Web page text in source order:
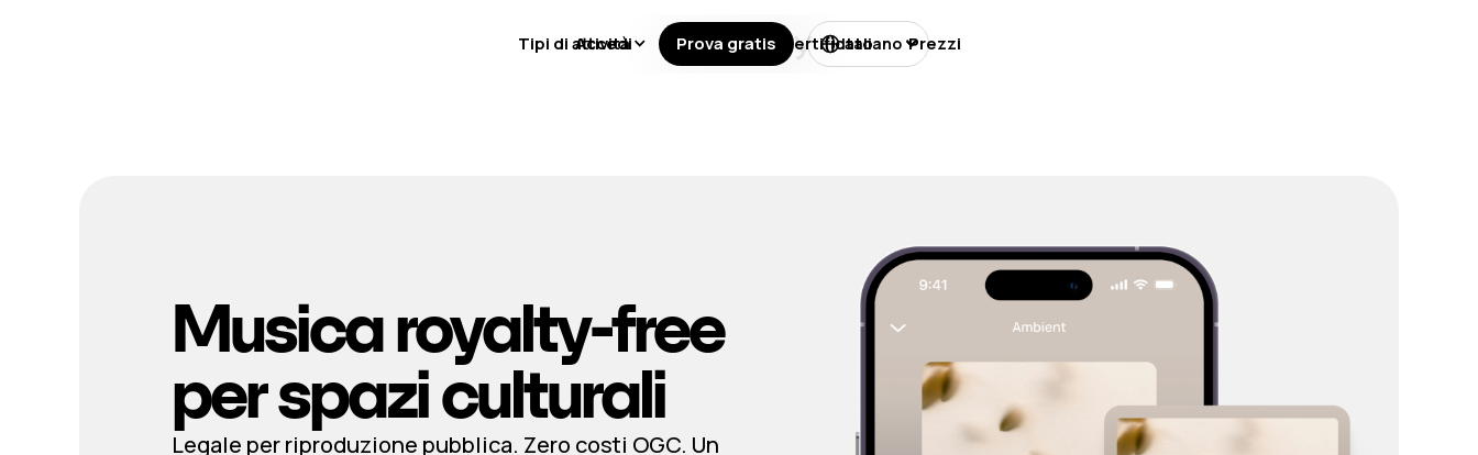
Musica royalty-free
per spazi culturali
Legale per riproduzione pubblica. Zero costi OGC. Un
Tipi di attività Licenze Certificato Prezzi
Accedi Prova gratis Italiano